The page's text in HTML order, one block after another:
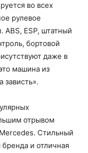
во всех
рулевое
ABS, ESP, штатный
бортовой
даже в
машина из
зависть».
отрывом
Стильный
и отличная